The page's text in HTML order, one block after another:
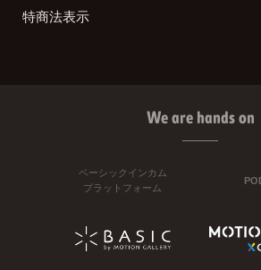
特商法表示
We are hands on
ベーシックインカム
プラットフォーム